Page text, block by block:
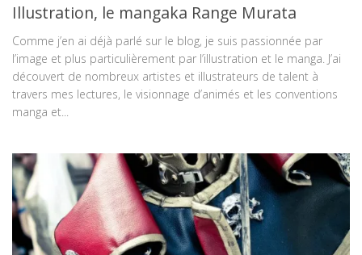
Illustration, le mangaka Range Murata
Comme j’en ai déjà parlé sur le blog, je suis passionnée par
l’image et plus particulièrement par l’illustration et le manga. J’ai
découvert de nombreux artistes et illustrateurs de talent à
travers mes lectures, le visionnage d’animés et les conventions
manga et...